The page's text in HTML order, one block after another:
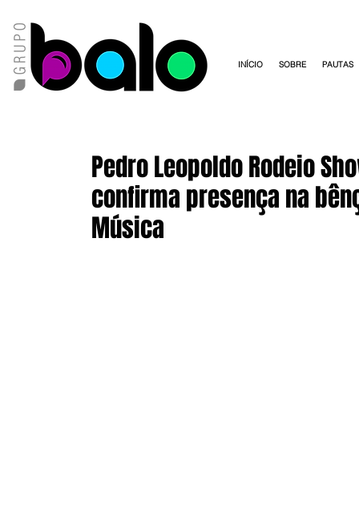
INÍCIO SOBRE PAUTAS
Pedro Leopoldo Rodeio
confirma presença na
Música